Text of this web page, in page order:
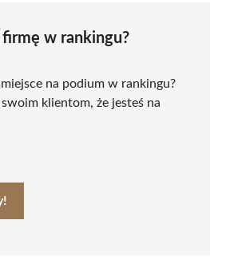
firmę w rankingu?
na podium w rankingu?
klientom, że jesteś na